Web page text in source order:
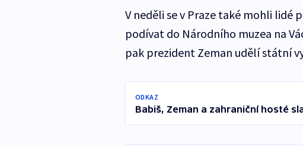
V neděli se v Praze také mohli
podívat do Národního muzea na
pak prezident Zeman udělí státní
ODKAZ
Babiš, Zeman a zahraniční hosté